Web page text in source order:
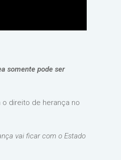
somente pode ser
direito de herança no
vai ficar com o Estado